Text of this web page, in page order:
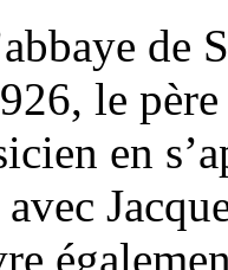
de
le
en